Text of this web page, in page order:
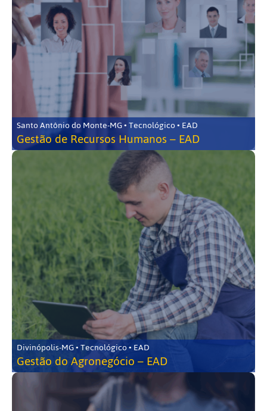
Santo Antônio do Monte-MG • Tecnológico • EAD
Gestão de Recursos Humanos – EAD
Divinópolis-MG • Tecnológico • EAD
Gestão do Agronegócio – EAD